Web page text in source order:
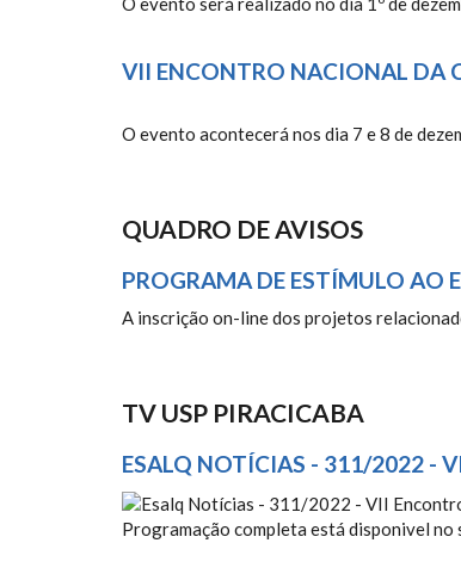
VII ENCONTRO NACIONAL DA
O evento acontecerá nos dia 7 e 8 de
QUADRO DE AVISOS
PROGRAMA DE ESTÍMULO AO
A inscrição on-line dos projetos
TV USP PIRACICABA
ESALQ NOTÍCIAS - 311/2022 -
ESALQ NOTÍCIAS -
Programação completa está disponivel no